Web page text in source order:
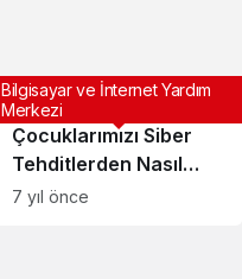
Çocuklarımızı Siber
Tehditlerden Nasıl
Koruyabiliriz?
Bilgisayar ve İnternet Yardım
Merkezi
7 yıl önce